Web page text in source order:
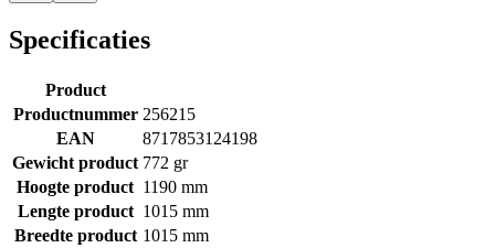
Specificaties
Product
Productnummer 256215
EAN
8717853124198
Gewicht product 772 gr
Hoogte product 1190 mm
Lengte product 1015 mm
Breedte product 1015 mm